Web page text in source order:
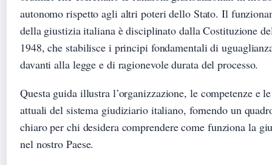
autonomo rispetto agli altri poteri dello Stato. Il
della giustizia italiana è disciplinato dalla Costituzione
1948, che stabilisce i principi fondamentali di
davanti alla legge e di ragionevole durata del processo.
Questa guida illustra l’organizzazione, le competenze e
attuali del sistema giudiziario italiano, fornendo un
chiaro per chi desidera comprendere come funziona la
nel nostro Paese.